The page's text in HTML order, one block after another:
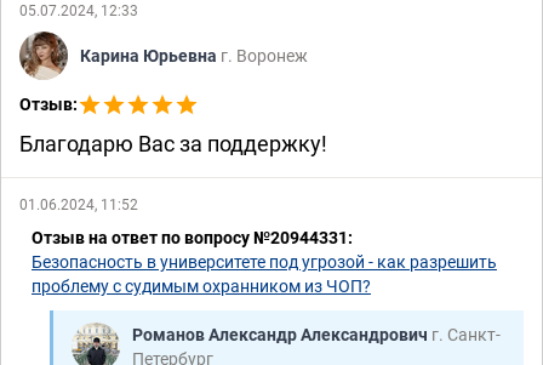
05.07.2024, 12:33
Карина Юрьевна г. Воронеж
Отзыв:
Благодарю Вас за поддержку!
01.06.2024, 11:52
Отзыв на ответ по вопросу №20944331:
Безопасность в университете под угрозой - как разрешить
проблему с судимым охранником из ЧОП?
Романов Александр Александрович г. Санкт-
Петербург